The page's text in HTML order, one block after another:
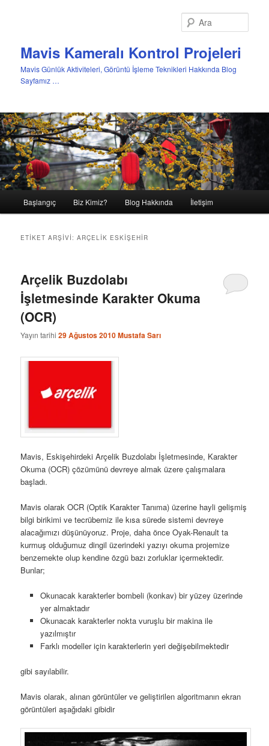
Mavis Kameralı Kontrol Projeleri
Mavis Günlük Aktiviteleri, Görüntü İşleme Teknikleri Hakkında Blog
Sayfamız …
Birincil
İkincil
Başlangıç Biz Kimiz? Blog Hakkında İletişim
ETIKET ARŞIVI:ARÇELIK ESKIŞEHIR
Arçelik Buzdolabı
İşletmesinde Karakter Okuma
(OCR)
Yayın tarihi29 Ağustos 2010Mustafa Sarı
Mavis, Eskişehirdeki Arçelik Buzdolabı İşletmesinde, Karakter
Okuma (OCR) çözümünü devreye almak üzere çalışmalara
başladı.
Mavis olarak OCR (Optik Karakter Tanıma) üzerine hayli gelişmiş
bilgi birikimi ve tecrübemiz ile kısa sürede sistemi devreye
alacağımızı düşünüyoruz. Proje, daha önce Oyak-Renault ta
kurmuş olduğumuz dingil üzerindeki yazıyı okuma projemize
benzemekte olup kendine özgü bazı zorluklar içermektedir.
Bunlar;
Okunacak karakterler bombeli (konkav) bir yüzey üzerinde
yer almaktadır
Okunacak karakterler nokta vuruşlu bir makina ile
yazılmıştır
Farklı modeller için karakterlerin yeri değişebilmektedir
gibi sayılabilir.
Mavis olarak, alınan görüntüler ve geliştirilen algoritmanın ekran
görüntüleri aşağıdaki gibidir